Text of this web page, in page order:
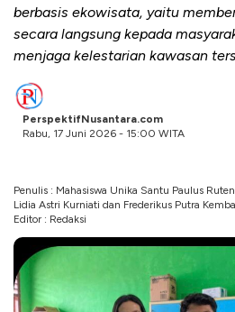
berbasis ekowisata, yaitu
secara langsung kepada
menjaga kelestarian kawasan
PerspektifNusantara.com
Rabu, 17 Juni 2026 - 15:00 WITA
Penulis : Mahasiswa Unika Santu Paulus
Lidia Astri Kurniati dan Frederikus Putra
Editor : Redaksi